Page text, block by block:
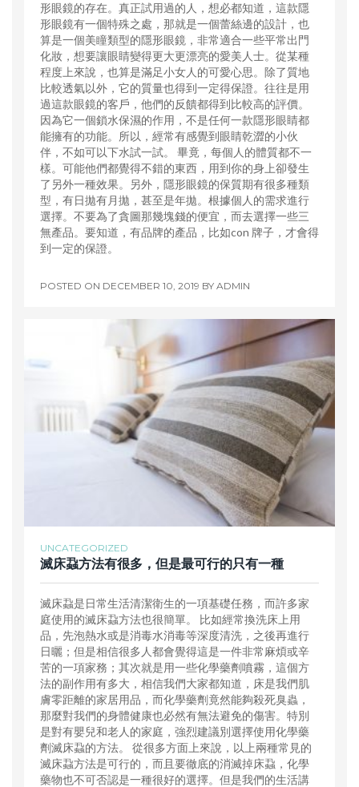
形眼鏡的存在。真正試用過的人，想必都知道，這款隱
形眼鏡有一個特殊之處，那就是一個蕾絲邊的設計，也
算是一個美瞳類型的隱形眼鏡，非常適合一些平常出門
化妝，想要讓眼睛變得更大更漂亮的愛美人士。從某種
程度上來說，也算是滿足小女人的可愛心思。除了質地
比較透氣以外，它的質量也得到一定得保證。往往是用
過這款眼鏡的客戶，他們的反饋都得到比較高的評價。
因為它一個鎖水保濕的作用，不是任何一款隱形眼睛都
能擁有的功能。所以，經常有感覺到眼睛乾澀的小伙
伴，不如可以下水試一試。 畢竟，每個人的體質都不一
樣。可能他們都覺得不錯的東西，用到你的身上卻發生
了另外一種效果。另外，隱形眼鏡的保質期有很多種類
型，有日拋有月拋，甚至是年拋。根據個人的需求進行
選擇。不要為了貪圖那幾塊錢的便宜，而去選擇一些三
無產品。要知道，有品牌的產品，比如con 牌子，才會得
到一定的保證。
POSTED ON DECEMBER 10, 2019 BY ADMIN
UNCATEGORIZED
滅床蝨方法有很多，但是最可行的只有一種
滅床蝨是日常生活清潔衛生的一項基礎任務，而許多家
庭使用的滅床蝨方法也很簡單。 比如經常換洗床上用
品，先泡熱水或是消毒水消毒等深度清洗，之後再進行
日曬；但是相信很多人都會覺得這是一件非常麻煩或辛
苦的一項家務；其次就是用一些化學藥劑噴霧，這個方
法的副作用有多大，相信我們大家都知道，床是我們肌
膚零距離的家居用品，而化學藥劑竟然能夠殺死臭蟲，
那麼對我們的身體健康也必然有無法避免的傷害。特別
是對有嬰兒和老人的家庭，強烈建議別選擇使用化學藥
劑滅床蝨的方法。 從很多方面上來說，以上兩種常見的
滅床蝨方法是可行的，而且要徹底的消滅掉床蝨，化學
藥物也不可否認是一種很好的選擇。但是我們的生活講